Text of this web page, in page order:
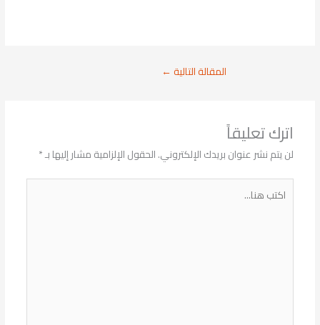
المقالة التالية←
اترك تعليقاً
لن يتم نشر عنوان بريدك الإلكتروني.الحقول الإلزامية مشار إليها بـ*
هنا...